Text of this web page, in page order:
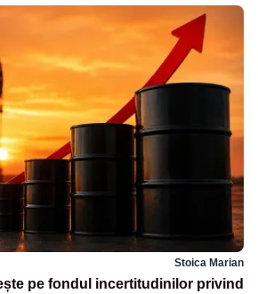
Stoica Marian
pe fondul incertitudinilor privind